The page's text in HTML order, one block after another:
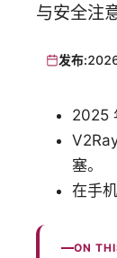
与安全注
发布:
2025
塞。
在手
ON